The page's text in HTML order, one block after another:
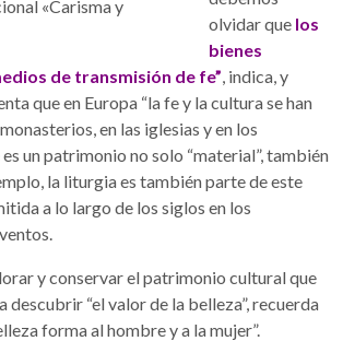
«Carisma y
olvidar que los
bienes
de transmisión de fe”, indica, y
que en Europa “la fe y la cultura se han
en las iglesias y en los
es un patrimonio no solo “material”, también
la liturgia es también parte de este
a lo largo de los siglos en los
y conservar el patrimonio cultural que
descubrir “el valor de la belleza”, recuerda
forma al hombre y a la mujer”.